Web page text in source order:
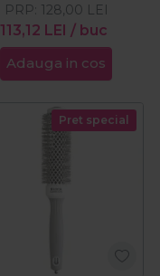
113,12 LEI / buc
PRP: 128,00 LEI
Adauga in cos
Pret special